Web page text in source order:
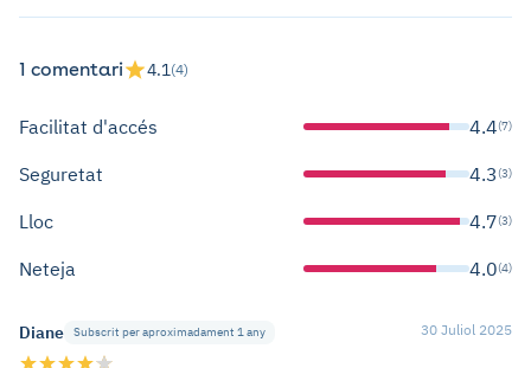
1 comentari 4.1(4)
Facilitat d'accés 4.4(7)
Seguretat 4.3(3)
Lloc 4.7(3)
Neteja 4.0(4)
Diane Subscrit per aproximadament 1 any 30 Juliol 2025